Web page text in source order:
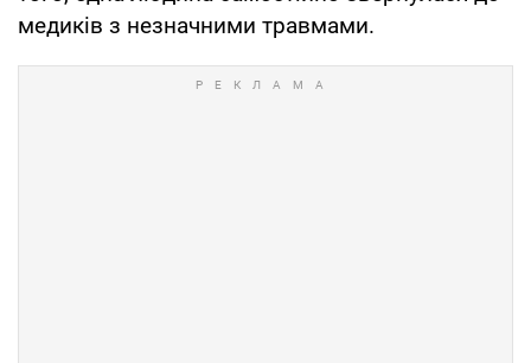
медиків з незначними травмами.